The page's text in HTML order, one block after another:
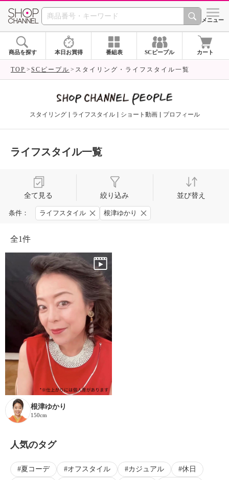
SHOP CHANNEL シメニュー
商品を探す 本日お買得 番組表 SCピープル カート
TOP SCピープル スタイリング・ライフスタイル一覧
スタイリング ライフスタイル ショート動画 プロフィール
ライフスタイル一覧
全て見る 絞り込み 並び替え
条件： ライフスタイル 根津ゆかり
全1件
根津ゆかり
150cm
人気のタグ
夏コーデ オフスタイル カジュアル
休日